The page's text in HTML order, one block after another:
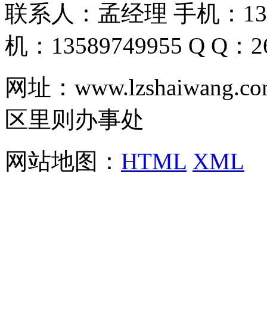
联系人：孟经理 手机：
机：13589749955 Q Q：
网址：
区里则办事处
网站地图： HTML XML